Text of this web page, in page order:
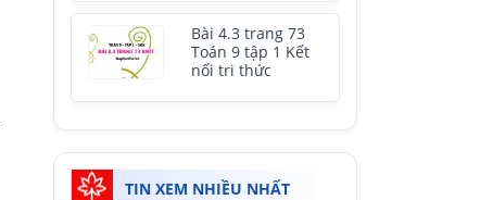
Bài 4.3 trang 73
Toán 9 tập 1 Kết
nối tri thức
TIN XEM NHIỀU NHẤT